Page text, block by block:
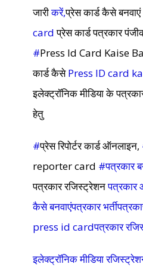
जारीकरें,प्रेस कार्ड कैसे बनवाएं
cardप्रेस कार्ड पत्रकार
#Press Id Card Kaise
कार्ड कैसेPress ID card
इलेक्ट्रॉनिक मीडिया के
हेतु
#प्रेस रिपोर्टर कार्ड ऑनलाइन,
reporter card #पत्रकार
पत्रकार रजिस्ट्रेशनपत्रकार
कैसे बनवाएंपत्रकार
press id cardपत्रकार
इलेक्ट्रॉनिक मीडिया